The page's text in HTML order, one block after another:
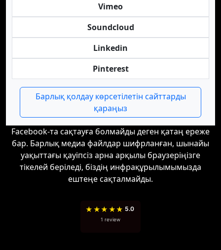
Vimeo
Soundcloud
Linkedin
Pinterest
Барлық қолдау көрсетілетін сайттарды
қараңыз
Facebook-та сақтауға болмайды деген қатаң ереже
бар. Барлық медиа файлдар шифрланған, шынайы
уақыттағы қауіпсіз арна арқылы браузеріңізге
тікелей беріледі, біздің инфрақұрылымымызда
ештеңе сақталмайды.
★ ★★ ★★ 5.0
1 review